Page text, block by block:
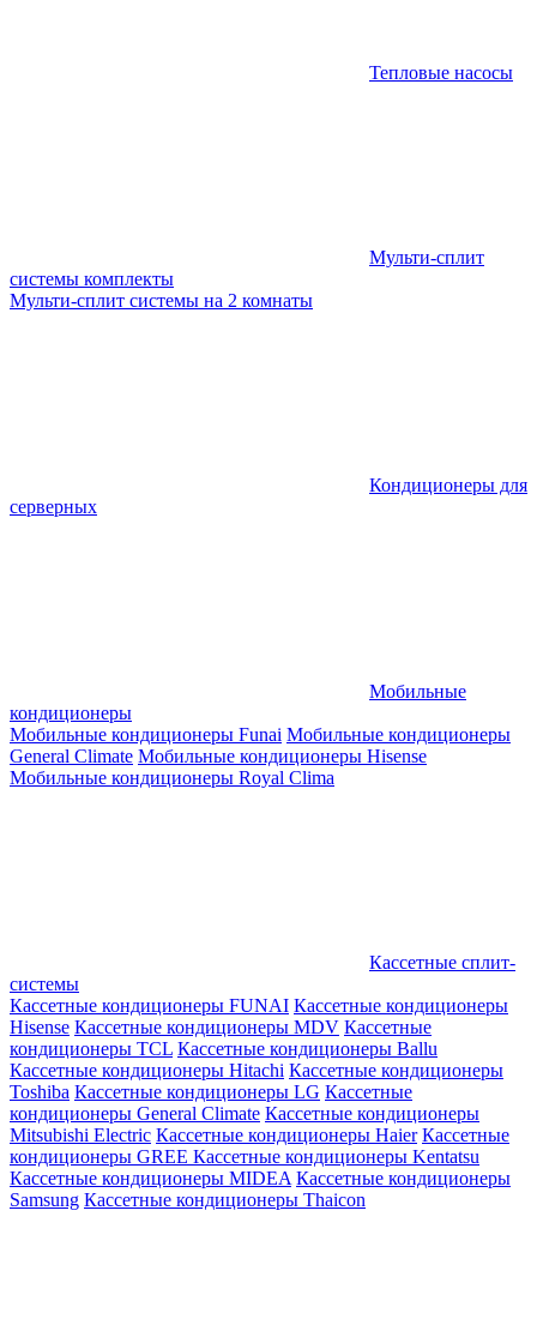
Тепловые насосы
Мульти-сплит
системы комплекты
Мульти-сплит системы на 2 комнаты
Кондиционеры для
серверных
Мобильные
кондиционеры
Мобильные кондиционеры Funai Мобильные кондиционеры
General Climate Мобильные кондиционеры Hisense
Мобильные кондиционеры Royal Clima
Кассетные сплит-
системы
Кассетные кондиционеры FUNAI Кассетные кондиционеры
Hisense Кассетные кондиционеры MDV Кассетные
кондиционеры TCL Кассетные кондиционеры Ballu
Кассетные кондиционеры Hitachi Кассетные кондиционеры
Toshiba Кассетные кондиционеры LG Кассетные
кондиционеры General Climate Кассетные кондиционеры
Mitsubishi Electric Кассетные кондиционеры Haier Кассетные
кондиционеры GREE Кассетные кондиционеры Kentatsu
Кассетные кондиционеры MIDEA Кассетные кондиционеры
Samsung Кассетные кондиционеры Thaicon